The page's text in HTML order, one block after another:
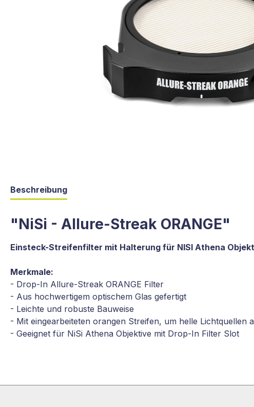
Beschreibung
"NiSi - Allure-Streak ORANGE"
Einsteck-Streifenfilter mit Halterung für NISI Athena
Merkmale:
- Drop-In Allure-Streak ORANGE Filter
- Aus hochwertigem optischem Glas gefertigt
- Leichte und robuste Bauweise
- Mit eingearbeiteten orangen Streifen, um helle Lichtquellen
- Geeignet für NiSi Athena Objektive mit Drop-In Filter Slot